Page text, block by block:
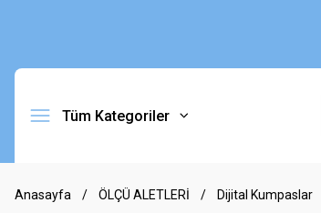
Tüm Kategoriler
Anasayfa ÖLÇÜ ALETLERİ Dijital Kumpaslar